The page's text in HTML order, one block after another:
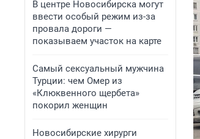
В центре Новосибирска могут
ввести особый режим из-за
провала дороги —
показываем участок на карте
Самый сексуальный мужчина
Турции: чем Омер из
«Клюквенного щербета»
покорил женщин
Новосибирские хирурги